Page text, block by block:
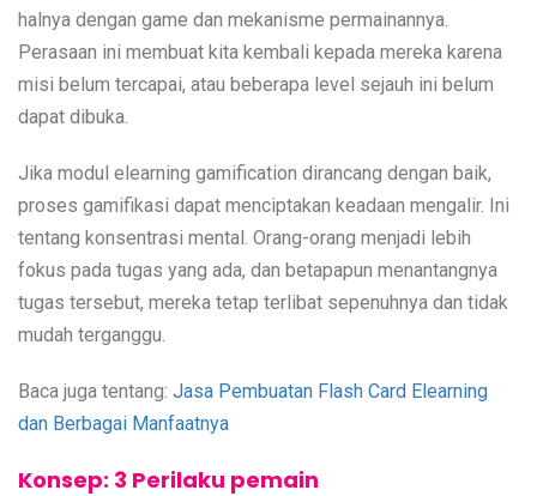
halnya dengan game dan mekanisme permainannya.
Perasaan ini membuat kita kembali kepada mereka karena
misi belum tercapai, atau beberapa level sejauh ini belum
dapat dibuka.
Jika modul elearning gamification dirancang dengan baik,
proses gamifikasi dapat menciptakan keadaan mengalir. Ini
tentang konsentrasi mental. Orang-orang menjadi lebih
fokus pada tugas yang ada, dan betapapun menantangnya
tugas tersebut, mereka tetap terlibat sepenuhnya dan tidak
mudah terganggu.
Baca juga tentang: Jasa Pembuatan Flash Card Elearning
dan Berbagai Manfaatnya
Konsep: 3 Perilaku pemain